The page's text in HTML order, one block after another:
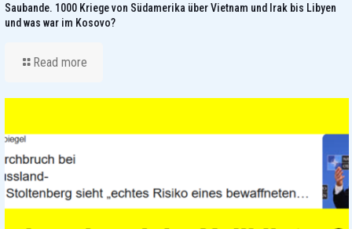
Saubande. 1000 Kriege von Südamerika über Vietnam und Irak bis Libyen
und was war im Kosovo?
Read more